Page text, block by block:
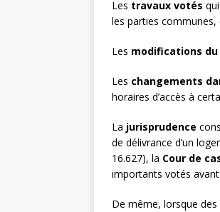
Les travaux votés
les parties communes,
Les modifications
Les changements
horaires d’accès à
La jurisprudence
de délivrance d’un
16.627), la Cour de
importants votés
De même, lorsque des